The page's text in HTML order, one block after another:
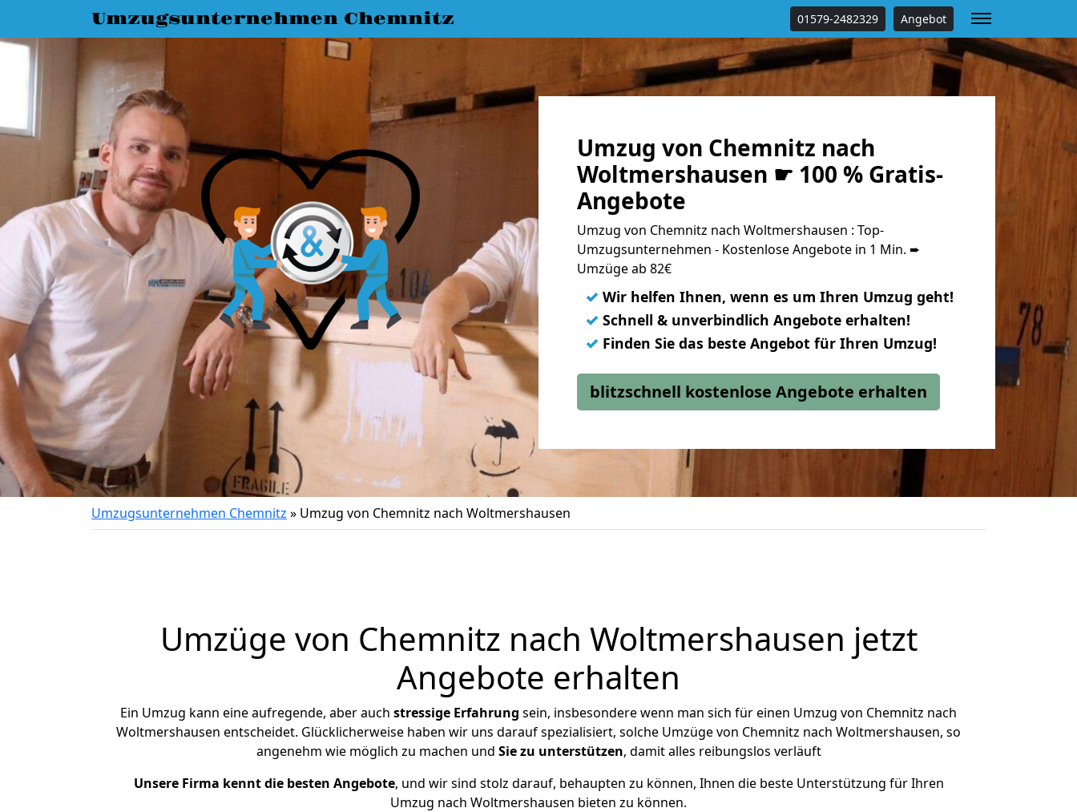
Umzugsunternehmen Chemnitz 01579-2482329 Angebot
Umzug von Chemnitz nach
Woltmershausen ☛ 100 % Gratis-
Angebote
Umzug von Chemnitz nach Woltmershausen : Top-
Umzugsunternehmen - Kostenlose Angebote in 1 Min. ➨
Umzüge ab 82€
✓ Wir helfen Ihnen, wenn es um Ihren Umzug geht!
✓ Schnell & unverbindlich Angebote erhalten!
✓ Finden Sie das beste Angebot für Ihren Umzug!
blitzschnell kostenlose Angebote erhalten
Umzugsunternehmen Chemnitz » Umzug von Chemnitz nach Woltmershausen
Umzüge von Chemnitz nach Woltmershausen jetzt
Angebote erhalten
Ein Umzug kann eine aufregende, aber auch stressige Erfahrung sein, insbesondere wenn man sich für einen Umzug von Chemnitz nach
Woltmershausen entscheidet. Glücklicherweise haben wir uns darauf spezialisiert, solche Umzüge von Chemnitz nach Woltmershausen, so
angenehm wie möglich zu machen und Sie zu unterstützen, damit alles reibungslos verläuft
Unsere Firma kennt die besten Angebote, und wir sind stolz darauf, behaupten zu können, Ihnen die beste Unterstützung für Ihren
Umzug nach Woltmershausen bieten zu können.